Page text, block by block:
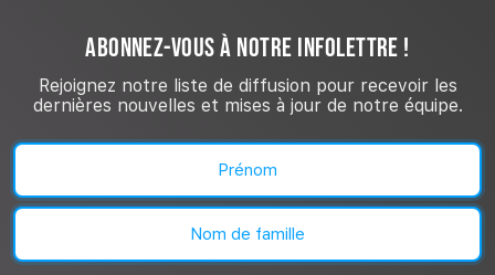
ABONNEZ-VOUS À NOTRE INFOLETTRE !
Rejoignez notre liste de diffusion pour recevoir les
dernières nouvelles et mises à jour de notre équipe.
Nom
(Nécessaire)
Prénom